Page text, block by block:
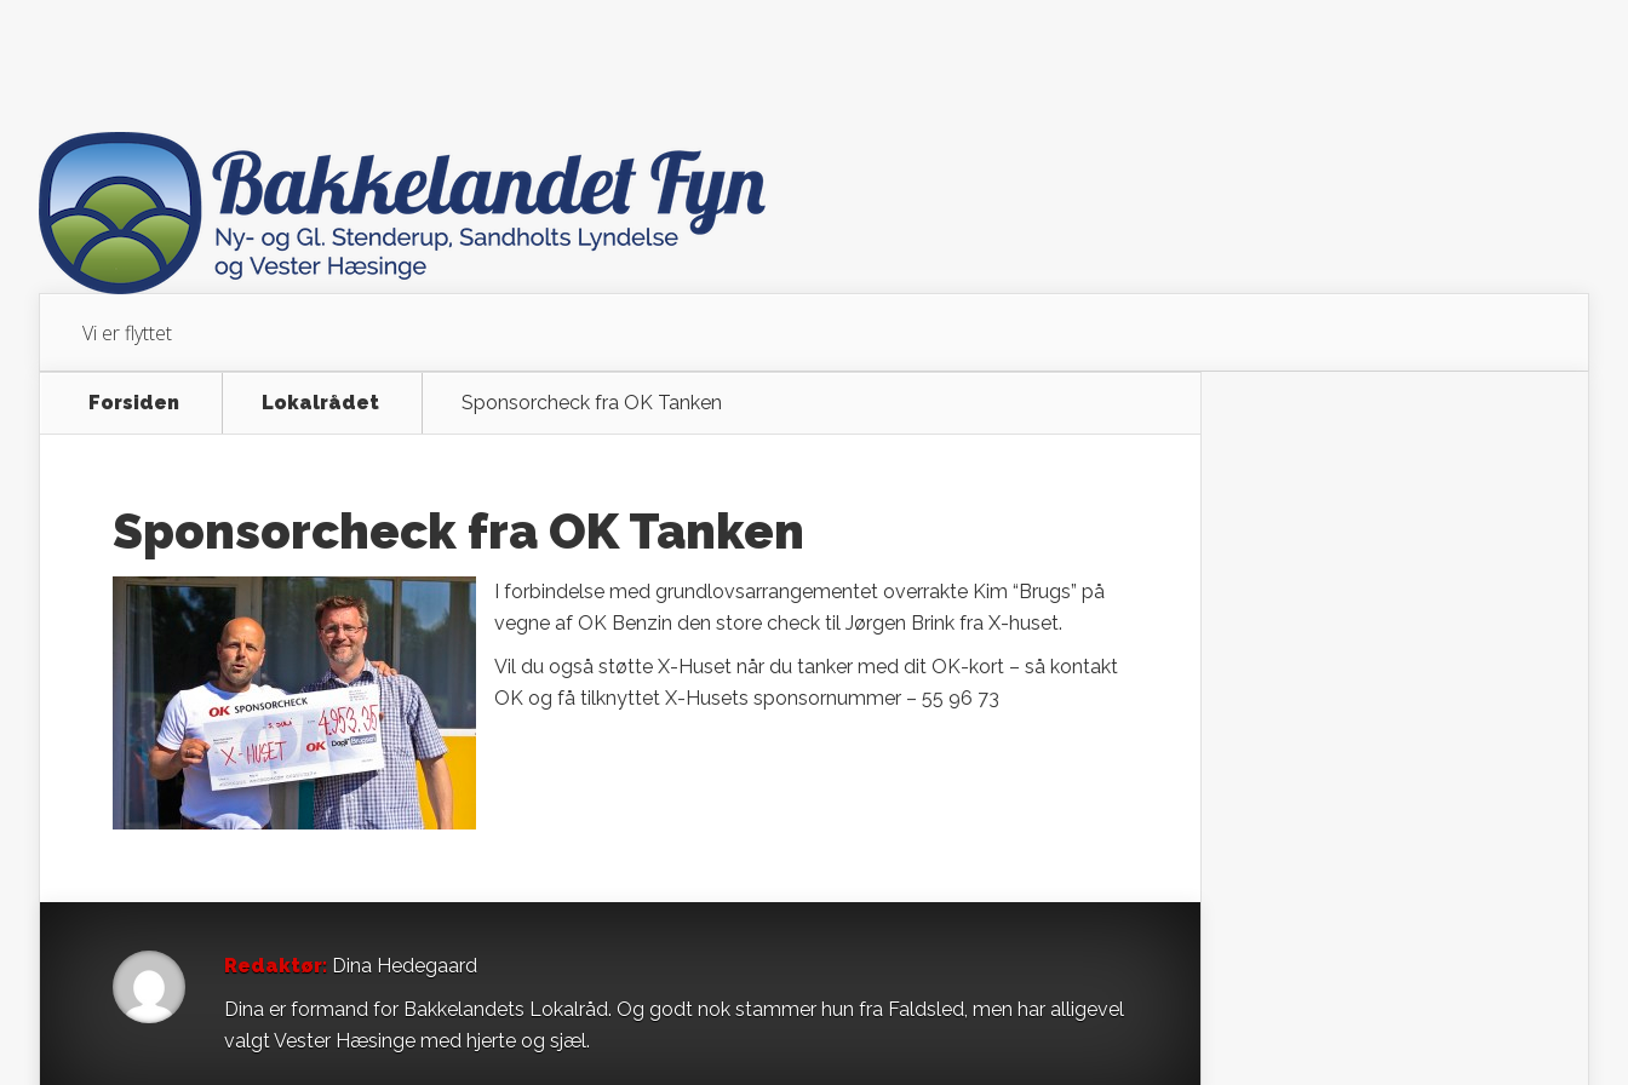
Vi er flyttet
Forsiden Lokalrådet Sponsorcheck fra OK Tanken
Sponsorcheck fra OK Tanken
I forbindelse med grundlovsarrangementet overrakte Kim “Brugs” på
vegne af OK Benzin den store check til Jørgen Brink fra X-huset.
Vil du også støtte X-Huset når du tanker med dit OK-kort – så kontakt
OK og få tilknyttet X-Husets sponsornummer – 55 96 73
Redaktør: Dina Hedegaard
Dina er formand for Bakkelandets Lokalråd. Og godt nok stammer hun fra Faldsled, men har alligevel
valgt Vester Hæsinge med hjerte og sjæl.